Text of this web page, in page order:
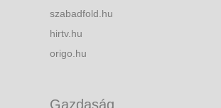
szabadfold.hu
hirtv.hu
origo.hu
Gazdaság